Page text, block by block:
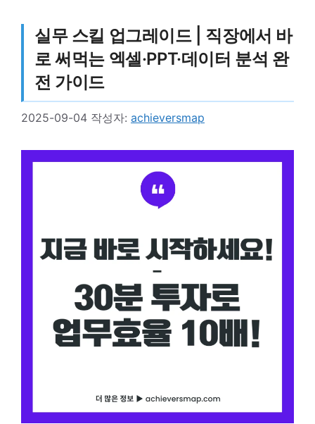
실무 스킬 업그레이드 | 직장에서 바
로 써먹는 엑셀·PPT·데이터 분석 완
전 가이드
2025-09-04 작성자: achieversmap